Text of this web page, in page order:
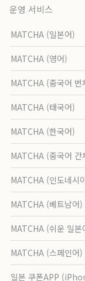
운영 서비스
MATCHA (일본어)
MATCHA (영어)
MATCHA (중국어 번
MATCHA (태국어)
MATCHA (한국어)
MATCHA (중국어 간
MATCHA (인도네시
MATCHA (베트남어)
MATCHA (쉬운 일본
MATCHA (스페인어)
일본 쿠폰APP